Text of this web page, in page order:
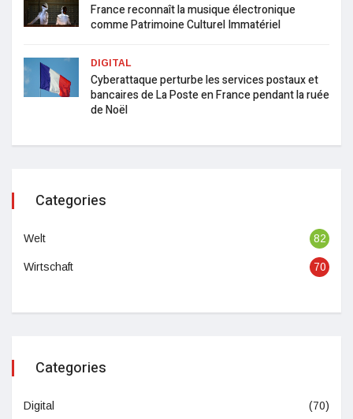
France reconnaît la musique électronique
comme Patrimoine Culturel Immatériel
DIGITAL
Cyberattaque perturbe les services postaux et
bancaires de La Poste en France pendant la ruée
de Noël
Categories
Welt 82
Wirtschaft 70
Categories
Digital (70)